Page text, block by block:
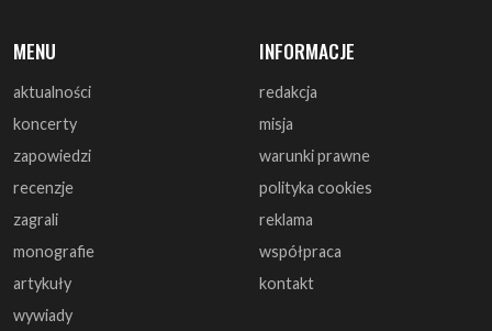
zapowiedzi
recenzje
zagrali
monografie
artykuły
wywiady
warunki prawne
polityka cookies
reklama
współpraca
kontakt
DOŁĄCZ DO NAS